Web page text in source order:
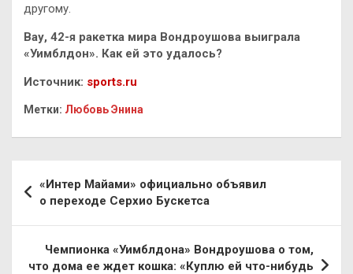
другому.
Вау, 42-я ракетка мира Вондроушова выиграла
«Уимблдон». Как ей это удалось?
Источник: sports.ru
Метки: Любовь Энина
по
записям
«Интер Майами» официально объявил
о переходе Серхио Бускетса
Чемпионка «Уимблдона» Вондроушова о том,
что дома ее ждет кошка: «Куплю ей что-нибудь